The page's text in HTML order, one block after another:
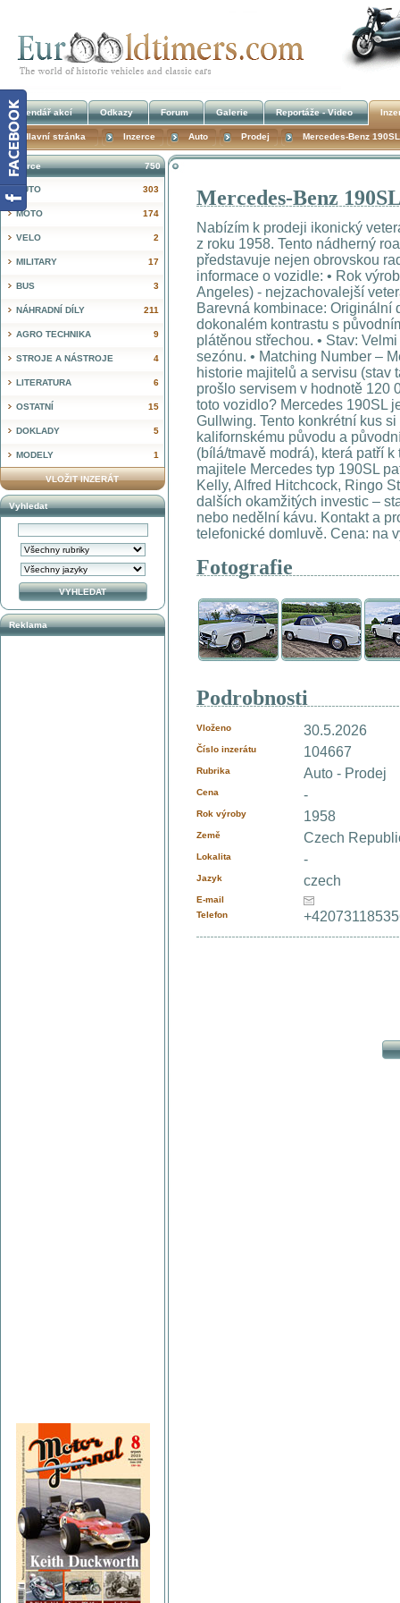
Mercedes-Benz
Nabízím k prodeji ikonický
z roku 1958. Tento nádherný
představuje nejen obrovskou
informace o vozidle: • Rok
Angeles) - nejzachovalejší
Barevná kombinace: Originální
dokonalém kontrastu s
plátěnou střechou. • Stav:
sezónu. • Matching Number –
historie majitelů a servisu (stav
prošlo servisem v hodnotě 120
toto vozidlo? Mercedes 190SL
Gullwing. Tento konkrétní kus
kalifornskému původu a
(bílá/tmavě modrá), která patří
majitele Mercedes typ 190SL
Kelly, Alfred Hitchcock, Ringo
dalších okamžitých investic –
nebo nedělní kávu. Kontakt a
telefonické domluvě. Cena: na
Fotografie
Podrobnosti
Vloženo 30.5.2026
Číslo inzerátu 104667
Rubrika Auto - Prodej
Cena -
Rok výroby 1958
Země Czech
Lokalita -
Jazyk czech
E-mail
Telefon
750
Inzerce
303
AUTO
174
MOTO
2
VELO
17
MILITARY
3
BUS
211
NÁHRADNÍ DÍLY
9
AGRO TECHNIKA
4
STROJE A NÁSTROJE
6
LITERATURA
15
OSTATNÍ
5
DOKLADY
1
MODELY
VLOŽIT INZERÁT
Vyhledat
Reklama
Kalendář akcí Odkazy Forum Galerie Reportáže - Video
Hlavní stránka Inzerce Auto Prodej Mercedes-Benz